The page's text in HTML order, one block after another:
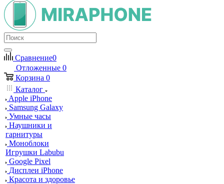
Сравнение0
Отложенные 0
Корзина 0
Каталог
Apple iPhone
Samsung Galaxy
Умные часы
Наушники и
гарнитуры
Моноблоки
Игрушки Labubu
Google Pixel
Дисплеи iPhone
Красота и здоровье